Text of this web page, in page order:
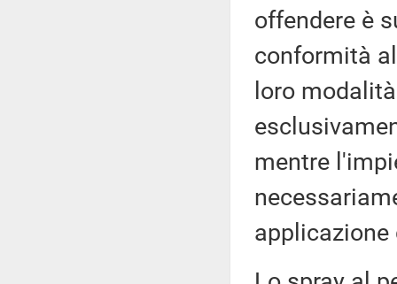
offendere è
conformità
loro
mentre